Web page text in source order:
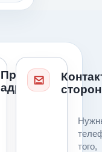
Проверка
адресов
сторон
того,